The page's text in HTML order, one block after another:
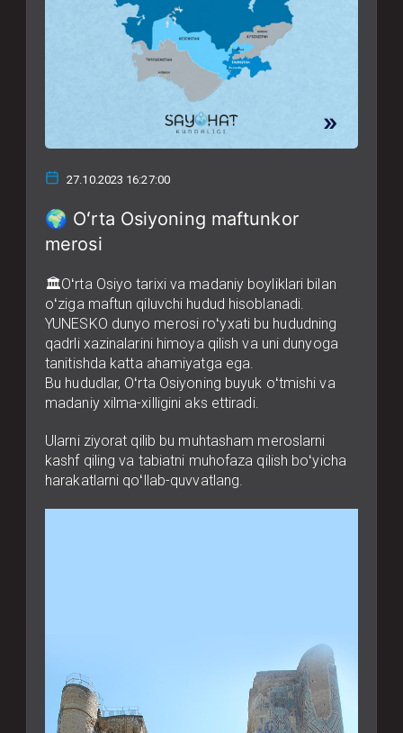
27.10.2023 16:27:00
🌍 Oʻrta Osiyoning maftunkor
merosi
🏛Oʻrta Osiyo tarixi va madaniy boyliklari bilan
oʻziga maftun qiluvchi hudud hisoblanadi.
YUNESKO dunyo merosi roʻyxati bu hududning
qadrli xazinalarini himoya qilish va uni dunyoga
tanitishda katta ahamiyatga ega.
Bu hududlar, Oʻrta Osiyoning buyuk oʻtmishi va
madaniy xilma-xilligini aks ettiradi.
Ularni ziyorat qilib bu muhtasham meroslarni
kashf qiling va tabiatni muhofaza qilish boʻyicha
harakatlarni qoʻllab-quvvatlang.